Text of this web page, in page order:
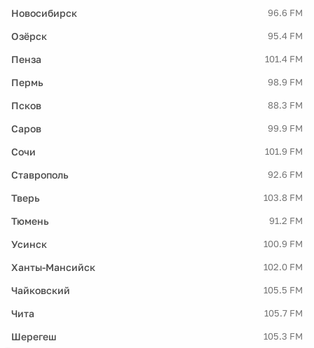
Новосибирск 96.6 FM
Озёрск 95.4 FM
Пенза 101.4 FM
Пермь 98.9 FM
Псков 88.3 FM
Саров 99.9 FM
Сочи 101.9 FM
Ставрополь 92.6 FM
Тверь 103.8 FM
Тюмень 91.2 FM
Усинск 100.9 FM
Ханты-Мансийск 102.0 FM
Чайковский 105.5 FM
Чита 105.7 FM
Шерегеш 105.3 FM